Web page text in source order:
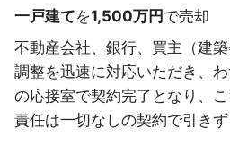
一戸建てを1,500万円 で売却
不動産会社、銀行、買主（建
調整を迅速に対応いただき、
の応接室で契約完了となり、
責任は一切なしの契約で引きず